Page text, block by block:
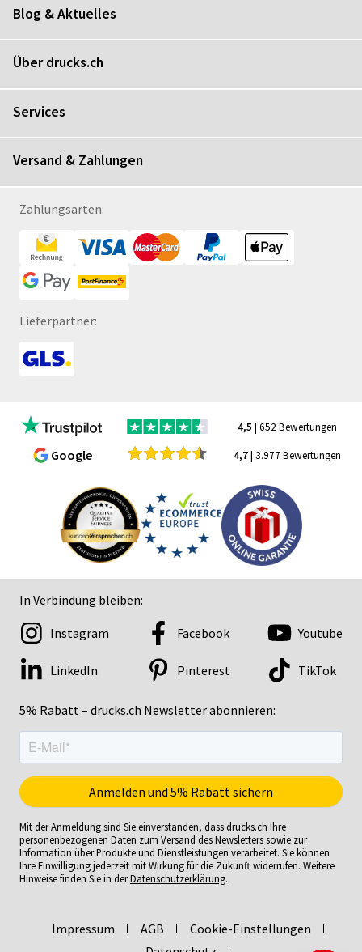
Blog & Aktuelles
Über drucks.ch
Services
Versand & Zahlungen
Zahlungsarten:
Lieferpartner:
4,5 | 652 Bewertungen
Google 4,7| 3.977 Bewertungen
In Verbindung bleiben:
5% Rabatt – drucks.ch Newsletter abonnieren:
Instagram Facebook Youtube
LinkedIn Pinterest TikTok
Mit der Anmeldung sind Sie einverstanden, dass drucks.ch Ihre
personenbezogenen Daten zum Versand des Newsletters sowie zur
Information über Produkte und Dienstleistungen verarbeitet. Sie können
Ihre Einwilligung jederzeit mit Wirkung für die Zukunft widerrufen. Weitere
Hinweise finden Sie in derDatenschutzerklärung.
Impressum AGB
Cookie-Einstellungen